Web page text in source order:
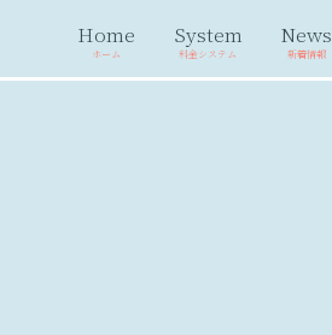
Home
ホーム
System
料金システム
News
新着情報